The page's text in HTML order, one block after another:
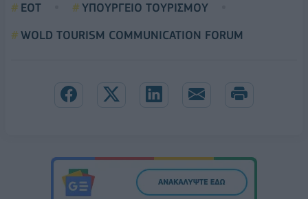
ΕΟΤ
ΥΠΟΥΡΓΕΙΟ ΤΟΥΡΙΣΜΟΥ
WOLD TOURISM COMMUNICATION FORUM